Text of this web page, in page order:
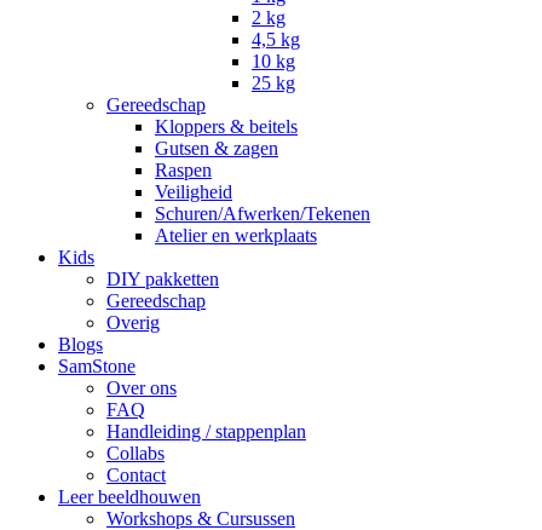
2 kg
4,5 kg
10 kg
25 kg
Gereedschap
Kloppers & beitels
Gutsen & zagen
Raspen
Veiligheid
Schuren/Afwerken/Tekenen
Atelier en werkplaats
Kids
DIY pakketten
Gereedschap
Overig
Blogs
SamStone
Over ons
FAQ
Handleiding / stappenplan
Collabs
Contact
Leer beeldhouwen
Workshops & Cursussen